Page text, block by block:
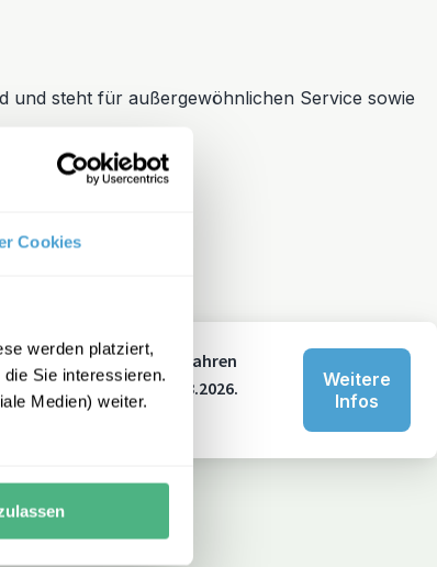
Cookies
werden platziert,
Sie interessieren.
Medien) weiter.
und steht für außergewöhnlichen Service sowie
Mit über 20 Jahren
Buchung bis zum 31.08.2026.
Weitere
Infos